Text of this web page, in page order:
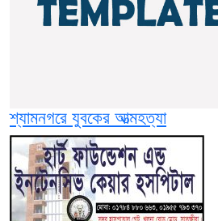
শ্যামনগরে যুবকের আত্মহত্যা